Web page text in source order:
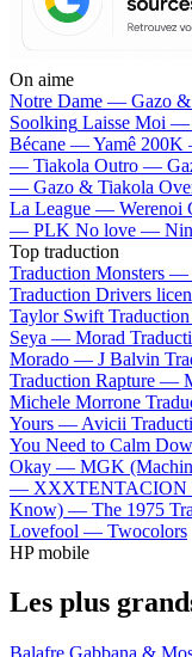
On aime
Notre Dame — Gazo
Soolking Laisse Moi —
Bécane —Yamê
— Tiakola Outro —
— Gazo & Tiakola
La League — Werenoi
— PLK No love —
Top traduction
Traduction Monsters —
Traduction Drivers
Taylor Swift
Seya — Morad
Morado — J Balvin
Traduction Rapture —
Michele Morrone
Yours — Avicii
You Need to Calm
Okay — MGK
— XXXTENTACION
Know) — The 1975
Lovefool — Twocolors
HP mobile
Les plus